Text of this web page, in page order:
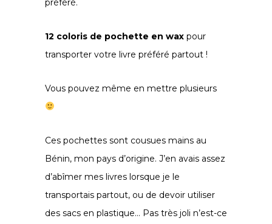
préféré.
12 coloris de pochette en wax pour
transporter votre livre préféré partout !
Vous pouvez même en mettre plusieurs
Ces pochettes sont cousues mains au
Bénin, mon pays d’origine. J’en avais assez
d’abîmer mes livres lorsque je le
transportais partout, ou de devoir utiliser
des sacs en plastique… Pas très joli n’est-ce